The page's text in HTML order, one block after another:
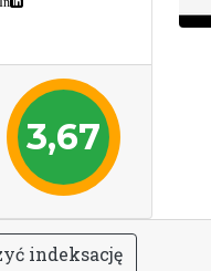
3,67
yć indeksację